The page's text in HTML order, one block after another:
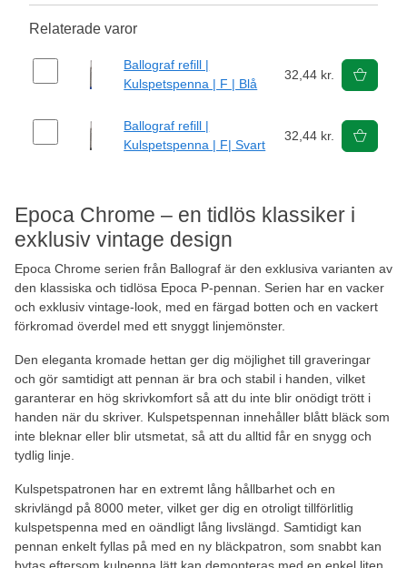
Epoca Chrome – en tidlös klassiker i
exklusiv vintage design
Epoca Chrome serien från Ballograf är den exklusiva varianten av
den klassiska och tidlösa Epoca P-pennan. Serien har en vacker
och exklusiv vintage-look, med en färgad botten och en vackert
förkromad överdel med ett snyggt linjemönster.
Den eleganta kromade hettan ger dig möjlighet till graveringar
och gör samtidigt att pennan är bra och stabil i handen, vilket
garanterar en hög skrivkomfort så att du inte blir onödigt trött i
handen när du skriver. Kulspetspennan innehåller blått bläck som
inte bleknar eller blir utsmetat, så att du alltid får en snygg och
tydlig linje.
Kulspetspatronen har en extremt lång hållbarhet och en
skrivlängd på 8000 meter, vilket ger dig en otroligt tillförlitlig
kulspetspenna med en oändligt lång livslängd. Samtidigt kan
pennan enkelt fyllas på med en ny bläckpatron, som snabbt kan
bytas eftersom kulpenna lätt kan demonteras med en enkel liten
Relaterade varor
Ballograf refill |
Kulspetspenna | F | Blå
32,44 kr.
Ballograf refill |
Kulspetspenna | F| Svart
32,44 kr.